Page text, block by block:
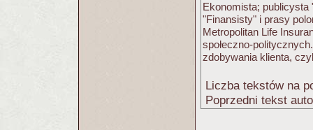
Ekonomista;
"Finansisty" i prasy
Metropolitan Life
społeczno-
zdobywania klienta,
Liczba tekstów na
Poprzedni tekst